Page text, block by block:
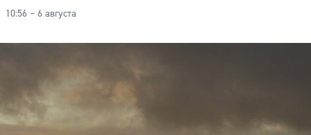
10:56 – 6 августа